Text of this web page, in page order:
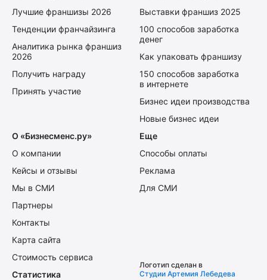
Лучшие франшизы 2026
Тенденции франчайзинга
Аналитика рынка франшиз
2026
Получить награду
Принять участие
Выставки франшиз 2025
100 способов заработка
денег
Как упаковать франшизу
150 способов заработка
в интернете
Бизнес идеи производства
Новые бизнес идеи
О «Бизнесменс.ру»
О компании
Кейсы и отзывы
Мы в СМИ
Партнеры
Контакты
Карта сайта
Стоимость сервиса
Еще
Способы оплаты
Реклама
Для СМИ
Статистика
Логотип сделан в
Студии Артемия Лебедева